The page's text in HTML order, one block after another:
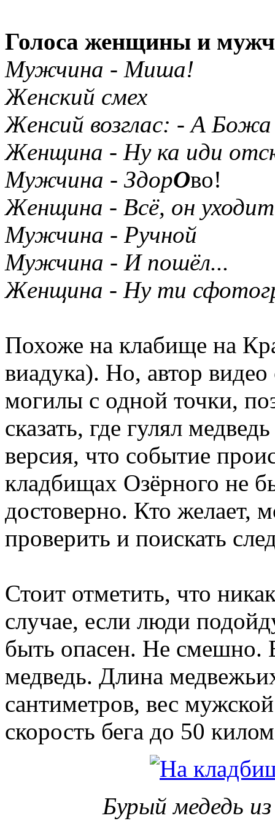
Голоса женщины и
Мужчина - Миша!
Женский смех
Женсий возглас: - А
Женщина - Ну ка иди
Мужчина - ЗдорОво!
Женщина - Всё, он
Мужчина - Ручной
Мужчина - И пошёл...
Женщина - Ну ти
Похоже на клабище на
виадука). Но, автор
могилы с одной точки,
сказать, где гулял
версия, что событие
кладбищах Озёрного не
достоверно. Кто желает,
проверить и поискать
Стоит отметить, что
случае, если люди
быть опасен. Не смешно.
медведь. Длина
сантиметров, вес
скорость бега до 50
Бурый медедь